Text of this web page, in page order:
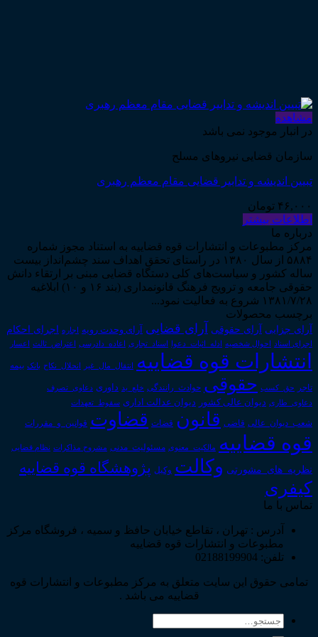
مشاهده
در انبار موجود نمی باشد
سازمان قضایی نیروهای مسلح
تبیین اندیشه و تدابیر قضایی مقام معظم رهبری
۴۶,۰۰۰ تومان
اطلاعات بیشتر
درباره ما
مرکز مطبوعات و انتشارات قوه قضاییه به استناد مجوز شماره
۵۸۸۴ از سال ۱۳۸۰ در راستای تحقق اهداف سند چشم‌انداز بیست
ساله کشور و سیاست‌های کلی دستگاه قضایی مبنی بر ارتقاء دانش
حقوقی جامعه و ترویج فرهنگ قانونمداری (بند ۱۶ و ۱۰) ابلاغیه
۱۳۸۱/۷/۲۸ شروع به فعالیت نمود...
برچسب محصولات
آرای جزایی آرای حقوقی آرای قضایی آرای وحدت رویه اجاره اجرای احکام
اجرای اسناد احوال شخصیه ادله_اثبات_دعوا اسناد_تجاری اعاده_دادرسی اعتراض_ثالث اعسار
انتشارات قوه قضاییه انتقال_مال_غیر انحلال_نکاح بانک بیمه
تاجر حق_کسب حقوقی حوادث_رانندگی خلع_ید داوری دعاوی_تصرف
دعاوی_طاری دیوان عالی کشور دیوان عدالت اداری سقوط_تعهدات
شعب_دیوان_عالی قاضی قانون قضات قضاوت قوانین_و_مقررات
قوه قضاییه مالکیت_معنوی مسئولیت_مدنی مشروح مذاکرات نظام قضایی
نظریه_های_مشورتی وکالت وکیل پژوهشگاه قوه قضاییه
کیفری
تماس با ما
آدرس : تهران ، تقاطع خیابان حافظ و سمیه ، فروشگاه مرکز
مطبوعات و انتشارات قوه قضاییه
تلفن: 02188199904
تمامی حقوق این سایت متعلق به مرکز مطبوعات و انتشارات قوه
قضاییه می باشد .
جستجو